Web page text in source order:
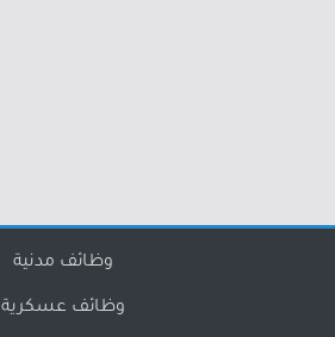
وظائف مدنية
وظائف عسكرية